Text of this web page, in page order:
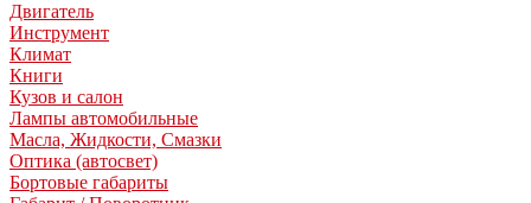
Двигатель
Инструмент
Климат
Книги
Кузов и салон
Лампы автомобильные
Масла, Жидкости, Смазки
Оптика (автосвет)
Бортовые габариты